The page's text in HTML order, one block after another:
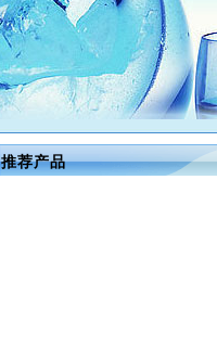
推荐产品